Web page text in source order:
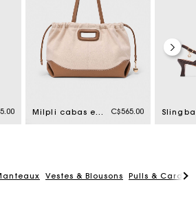
Milpli cabas en mix toile et cuir C$565.00
Vestes & Blousons Pulls &